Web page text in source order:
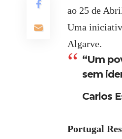
ao 25 de
Uma
Algarve.
“Um
sem
Carlos
Portugal